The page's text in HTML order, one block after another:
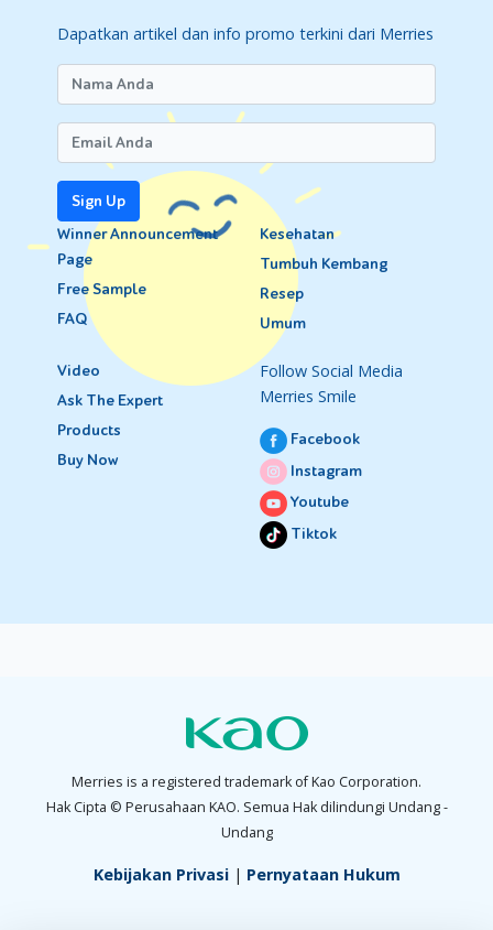
Dapatkan artikel dan info promo terkini dari Merries
Sign Up
Winner Announcement
Page
Free Sample
FAQ
Kesehatan
Tumbuh Kembang
Resep
Umum
Video
Ask The Expert
Products
Buy Now
Follow Social Media
Merries Smile
Facebook
Instagram
Youtube
Tiktok
Merries is a registered trademark of Kao Corporation.
Hak Cipta © Perusahaan KAO. Semua Hak dilindungi Undang -
Undang
Kebijakan Privasi| Pernyataan Hukum